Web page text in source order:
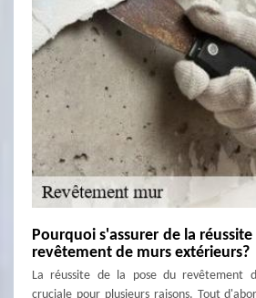
Pourquoi s'assurer de la
revêtement de murs extérieurs?
La réussite de la pose du revêtement
cruciale pour plusieurs raisons. Tout